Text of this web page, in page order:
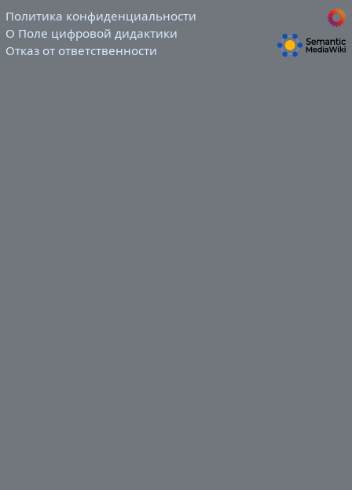
Политика конфиденциальности
О Поле цифровой дидактики
Отказ от ответственности